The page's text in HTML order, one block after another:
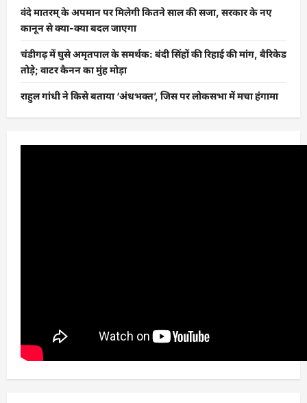
वंदे मातरम् के अपमान पर मिलेगी कितने साल की सजा, सरकार के नए
कानून से क्या-क्या बदल जाएगा
चंडीगढ़ में घुसे अमृतपाल के समर्थक: बंदी सिंहों की रिहाई की मांग, बैरिकेड
तोड़े; वाटर कैनन का मुंह मोड़ा
राहुल गांधी ने किसे बताया ‘अंधभक्त’, जिस पर लोकसभा में मचा हंगामा